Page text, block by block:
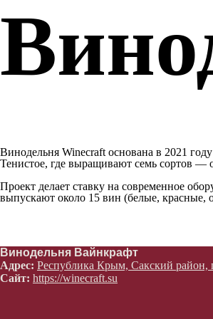
Винодельня Winecraft основана в 2021
Тенистое, где выращивают семь сортов —
Проект делает ставку на современное
выпускают около 15 вин (белые, красные,
Винодельня Вайнкрафт
Адрес: Республика Крым, Сакский район,
Сайт: https://winecraft.su